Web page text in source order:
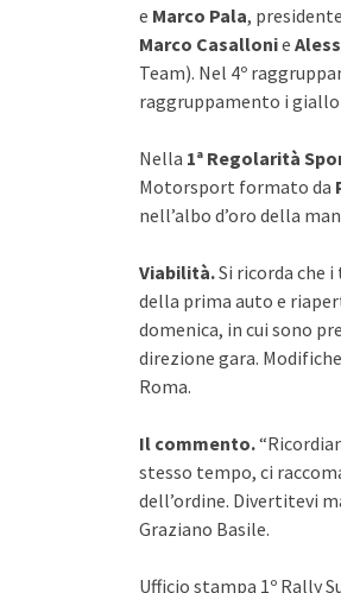
e Marco Pala,
Marco Casallonie
Team). Nel 4º
raggruppamento i
Nella 1ª Regolarità
Motorsport formato da
nell’albo d’oro della
Viabilità.Si ricorda che
della prima auto e
domenica, in cui sono
direzione gara.
Roma.
Il commento.
stesso tempo, ci
dell’ordine. Divertitevi
Graziano Basile.
Ufficio stampa 1º Rally